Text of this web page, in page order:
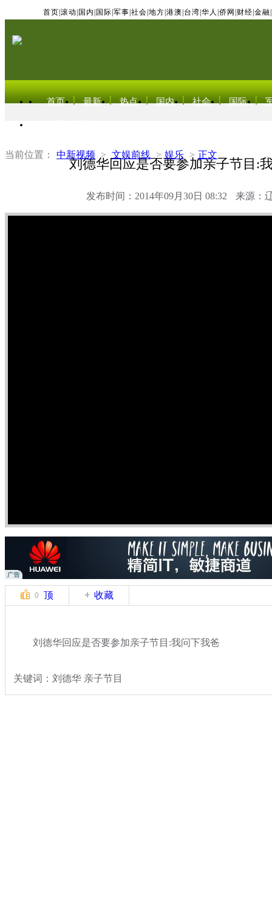
首页 滚动 国内 国际 军事 社会 地方 港澳 台湾 华人 侨网 财经 金融
首页 最新 热点 国内 社会 国际
当前位置： 中新视频 > 文娱前线 > 娱乐 > 正文
刘德华回应是否要参加亲子节目:
发布时间：2014年09月30日 08:32 来源：
0 顶 收藏
刘德华回应是否要参加亲子节目:我问下我爸
关键词：刘德华 亲子节目